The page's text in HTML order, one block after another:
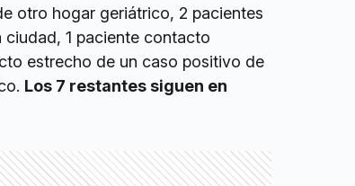
otro hogar geriátrico, 2 pacientes
1 paciente contacto
estrecho de un caso positivo de
Los 7 restantes siguen en